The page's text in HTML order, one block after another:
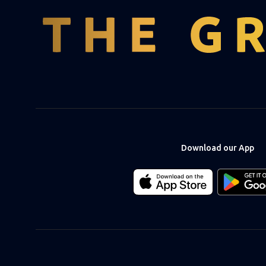
Download our App
Download
our
app
Download
our
app